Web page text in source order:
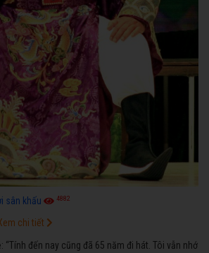
sân khấu 4882
“Tính đến nay cũng đã 65 năm đi hát. Tôi vẫn nhớ
chi tiết